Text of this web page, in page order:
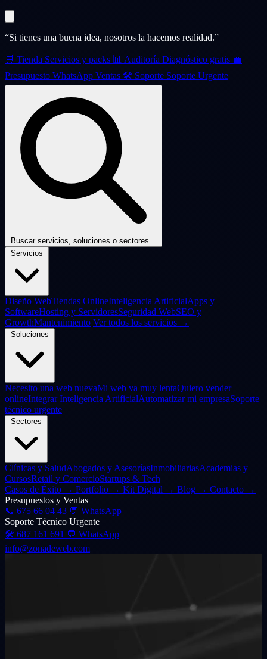
“Si tienes una buena idea, nosotros la hacemos realidad.”
🛒 Tienda Servicios y packs 📊 Auditoría Diagnóstico gratis 💼
Presupuesto WhatsApp Ventas 🛠️ Soporte Soporte Urgente
Buscar servicios, soluciones o sectores...
Servicios
Diseño WebTiendas OnlineInteligencia ArtificialApps y
SoftwareHosting y ServidoresSeguridad WebSEO y
GrowthMantenimiento Ver todos los servicios →
Soluciones
Necesito una web nuevaMi web va muy lentaQuiero vender
onlineIntegrar Inteligencia ArtificialAutomatizar mi empresaSoporte
técnico urgente
Sectores
Clínicas y SaludAbogados y AsesoríasInmobiliariasAcademias y
CursosRetail y ComercioStartups & Tech
Casos de Éxito → Portfolio → Kit Digital → Blog → Contacto →
Presupuestos y Ventas
📞 675 66 04 43 💬 WhatsApp
Soporte Técnico Urgente
🛠️ 687 161 691 💬 WhatsApp
info@zonadeweb.com